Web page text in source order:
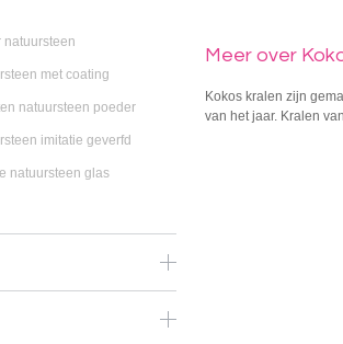
natuursteen
met coating
natuursteen poeder
imitatie geverfd
natuursteen glas
Meer over
Kokos kralen zijn
van het jaar. Kralen